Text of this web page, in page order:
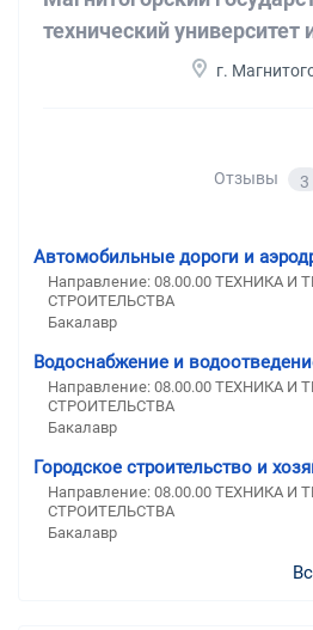
технический университет
г.
Отзывы 3
Автомобильные дороги и
Направление: 08.00.00 ТЕХНИКА И
СТРОИТЕЛЬСТВА
Бакалавр
Водоснабжение и
Направление: 08.00.00 ТЕХНИКА И
СТРОИТЕЛЬСТВА
Бакалавр
Городское строительство и
Направление: 08.00.00 ТЕХНИКА И
СТРОИТЕЛЬСТВА
Бакалавр